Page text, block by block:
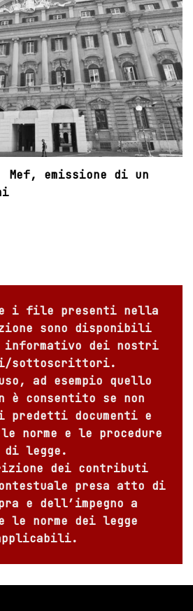
emissione di un
e i file presenti nella
sono disponibili
informativo dei nostri
sottoscrittori.
ad esempio quello
è consentito se non
predetti documenti e
norme e le procedure
di legge.
dei contributi
presa atto di
e dell’impegno a
le norme dei legge